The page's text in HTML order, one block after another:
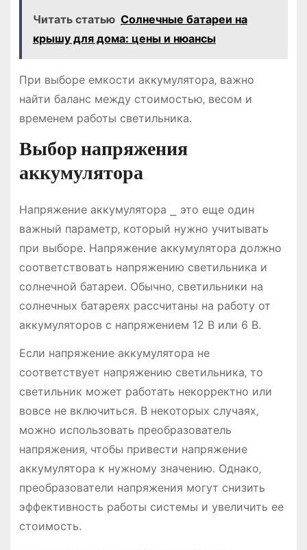
Читать статью Солнечные батареи на
крышу для дома: цены и нюансы
При выборе емкости аккумулятора‚ важно
найти баланс между стоимостью‚ весом и
временем работы светильника.
Выбор напряжения
аккумулятора
Напряжение аккумулятора ⎯ это еще один
важный параметр‚ который нужно учитывать
при выборе. Напряжение аккумулятора должно
соответствовать напряжению светильника и
солнечной батареи. Обычно‚ светильники на
солнечных батареях рассчитаны на работу от
аккумуляторов с напряжением 12 В или 6 В.
Если напряжение аккумулятора не
соответствует напряжению светильника‚ то
светильник может работать некорректно или
вовсе не включиться. В некоторых случаях‚
можно использовать преобразователь
напряжения‚ чтобы привести напряжение
аккумулятора к нужному значению. Однако‚
преобразователи напряжения могут снизить
эффективность работы системы и увеличить ее
стоимость.